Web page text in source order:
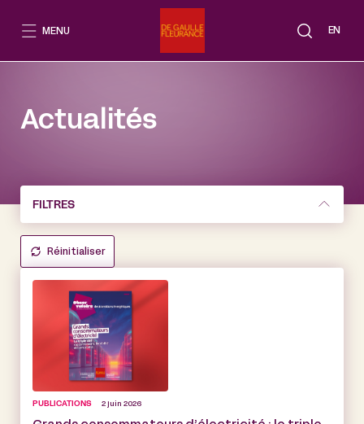
EN
MENU
Actualités
FILTRES
Réinitialiser
PUBLICATIONS 2 juin 2026